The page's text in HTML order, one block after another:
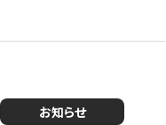
お知らせ